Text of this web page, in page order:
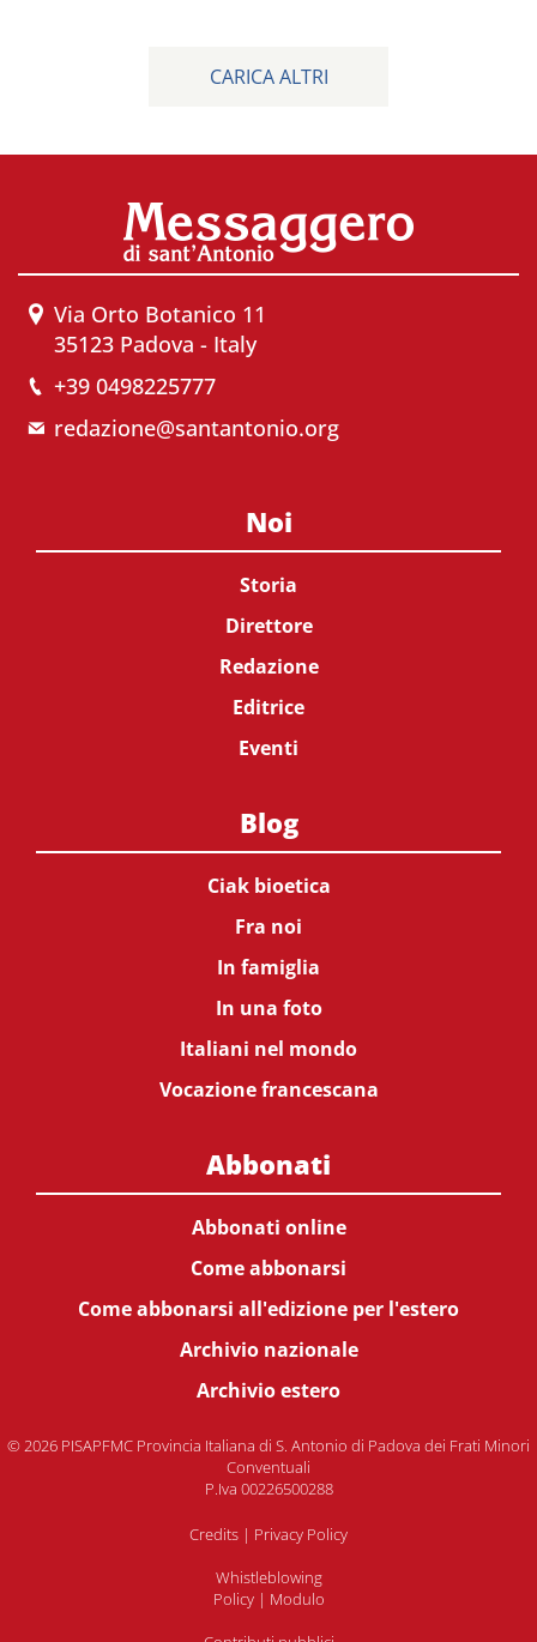
CARICA ALTRI
Via Orto Botanico 11
35123 Padova - Italy
+39 0498225777
redazione@santantonio.org
Noi
Storia
Direttore
Redazione
Editrice
Eventi
Blog
Ciak bioetica
Fra noi
In famiglia
In una foto
Italiani nel mondo
Vocazione francescana
Abbonati
Abbonati online
Come abbonarsi
Come abbonarsi all'edizione per l'estero
Archivio nazionale
Archivio estero
© 2026 PISAPFMC Provincia Italiana di S. Antonio di Padova dei Frati Minori
Conventuali
P.Iva 00226500288
Credits | Privacy Policy
Whistleblowing
Policy| Modulo